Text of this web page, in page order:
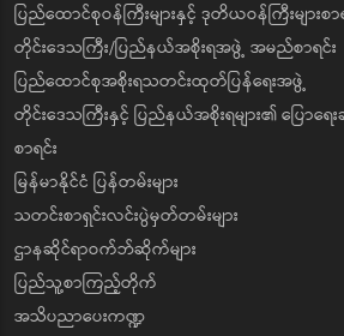
ပြည်ထောင်စုဝန်ကြီးများနှင့် ဒုတိယဝန်ကြီးများစာ
တိုင်းဒေသကြီး/ပြည်နယ်အစိုးရအဖွဲ့ အမည်စာရင်း
ပြည်ထောင်စုအစိုးရသတင်းထုတ်ပြန်ရေးအဖွဲ့
တိုင်းဒေသကြီးနှင့် ပြည်နယ်အစိုးရများ၏ ပြောရ
စာရင်း
မြန်မာနိုင်ငံ ပြန်တမ်းများ
သတင်းစာရှင်းလင်းပွဲမှတ်တမ်းများ
ဌာနဆိုင်ရာဝက်ဘ်ဆိုက်များ
ပြည်သူ့စာကြည့်တိုက်
အသိပညာပေးကဏ္ဍ